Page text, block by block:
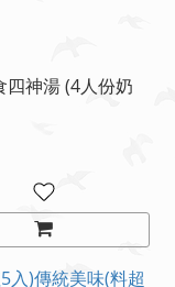
四神湯 (4人份奶